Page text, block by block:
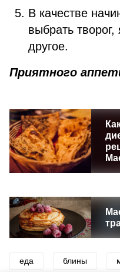
В качестве
выбрать
другое.
Приятного
еда блины